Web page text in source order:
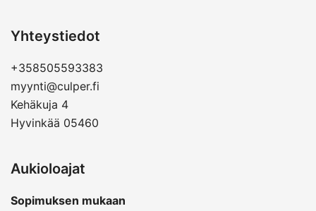
Yhteystiedot
+358505593383
myynti@culper.fi
Kehäkuja 4
Hyvinkää 05460
Aukioloajat
Sopimuksen mukaan